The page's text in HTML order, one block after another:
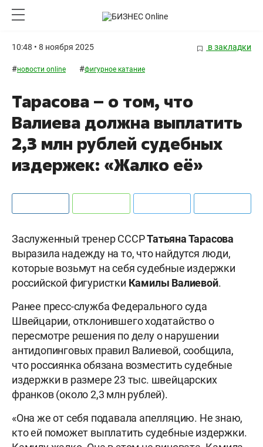
10:48 • 8 ноября 2025 в закладки
#новости online #фигурное катание
Тарасова – о том, что
Валиева должна выплатить
2,3 млн рублей судебных
издержек: «Жалко её»
Заслуженный тренер СССРТатьяна Тарасова
выразила надежду на то, что найдутся люди,
которые возьмут на себя судебные издержки
российской фигуристки Камилы Валиевой.
Ранее пресс-служба Федерального суда
Швейцарии, отклонившего ходатайство о
пересмотре решения по делу о нарушении
антидопинговых правил Валиевой, сообщила,
что россиянка обязана возместить судебные
издержки в размере 23 тыс. швейцарских
франков (около 2,3 млн рублей).
«Она же от себя подавала апелляцию. Не знаю,
кто ей поможет выплатить судебные издержки.